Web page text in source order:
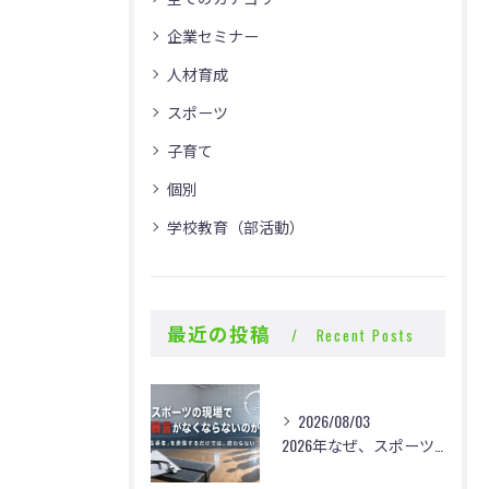
企業セミナー
人材育成
スポーツ
子育て
個別
学校教育（部活動）
最近の投稿 Recent Posts
2026/08/03
2026年なぜ、スポーツの現場で体罰・暴言がなくならないのか？